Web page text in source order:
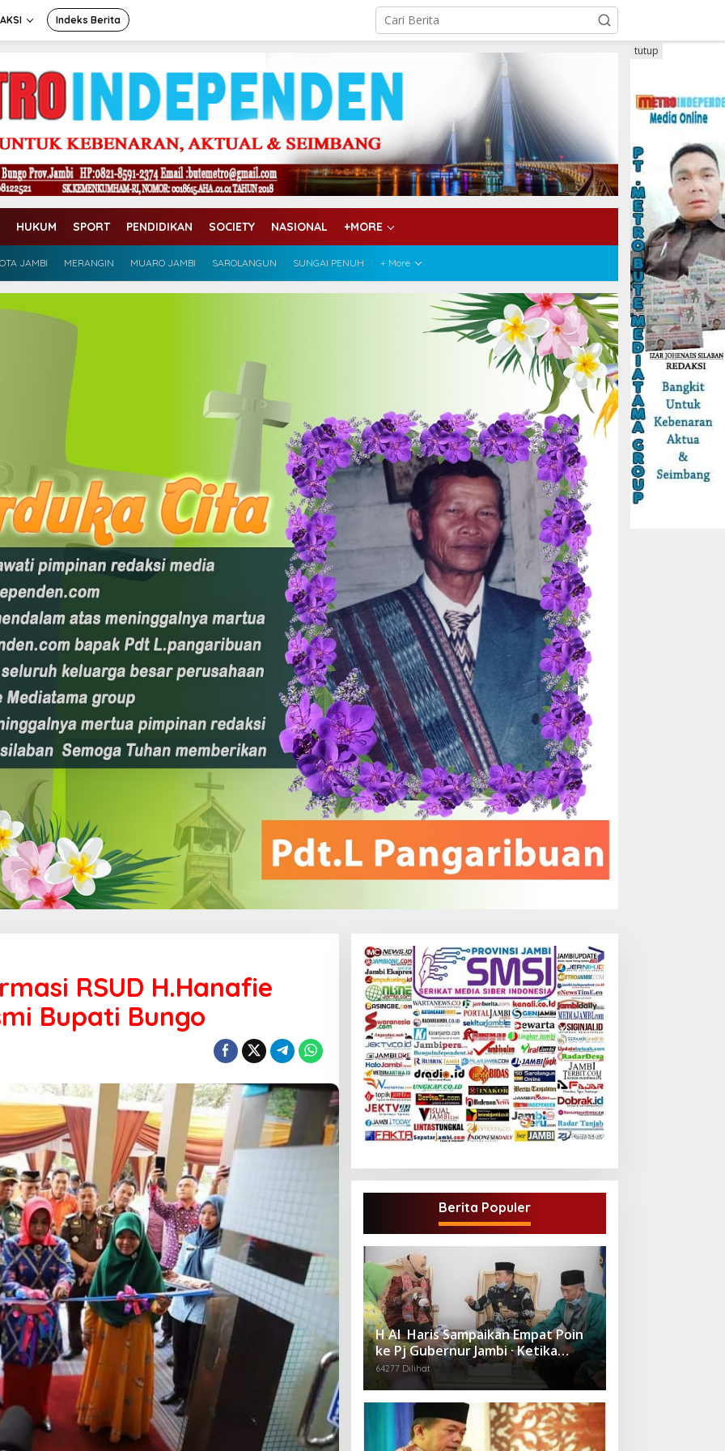
Indeks Berita
HUKUM SPORT PENDIDIKAN SOCIETY NASIONAL +MORE
JAMBI MERANGIN MUARO JAMBI SAROLANGUN SUNGAI PENUH + More
tutup
RSUD H.Hanafie
Bupati Bungo
Berita Populer
H Al Haris Sampaikan Empat Poin
ke Pj Gubernur Jambi · Ketika
Melakukan Kunjungan Kerja ke
Merangin
64277 Dilihat